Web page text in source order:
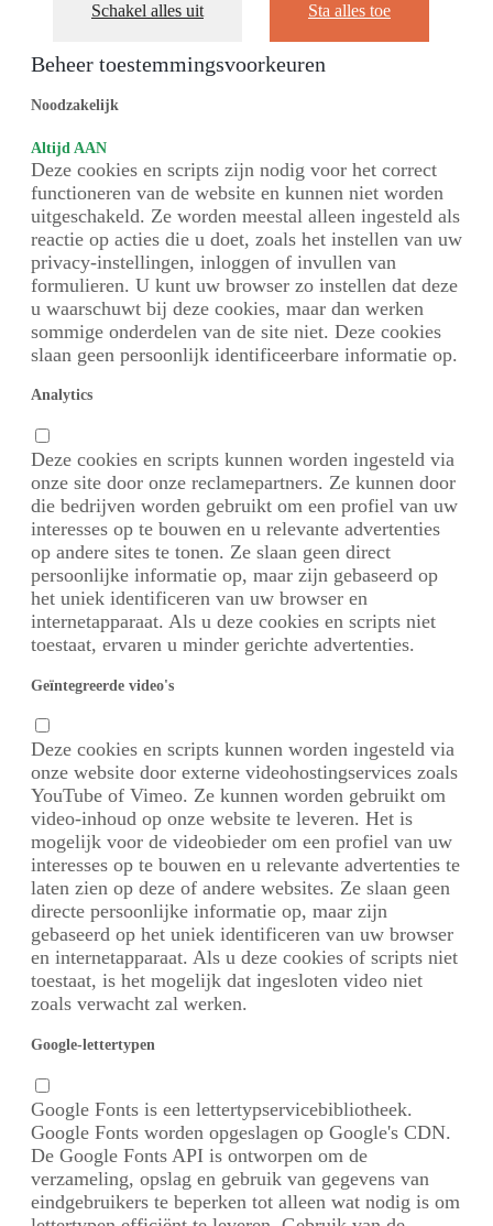
Schakel alles uit Sta alles toe
Beheer toestemmingsvoorkeuren
Noodzakelijk
Altijd AAN
Deze cookies en scripts zijn nodig voor het correct
functioneren van de website en kunnen niet worden
uitgeschakeld. Ze worden meestal alleen ingesteld als
reactie op acties die u doet, zoals het instellen van uw
privacy-instellingen, inloggen of invullen van
formulieren. U kunt uw browser zo instellen dat deze
u waarschuwt bij deze cookies, maar dan werken
sommige onderdelen van de site niet. Deze cookies
slaan geen persoonlijk identificeerbare informatie op.
Analytics
Deze cookies en scripts kunnen worden ingesteld via
onze site door onze reclamepartners. Ze kunnen door
die bedrijven worden gebruikt om een profiel van uw
interesses op te bouwen en u relevante advertenties
op andere sites te tonen. Ze slaan geen direct
persoonlijke informatie op, maar zijn gebaseerd op
het uniek identificeren van uw browser en
internetapparaat. Als u deze cookies en scripts niet
toestaat, ervaren u minder gerichte advertenties.
Geïntegreerde video's
Deze cookies en scripts kunnen worden ingesteld via
onze website door externe videohostingservices zoals
YouTube of Vimeo. Ze kunnen worden gebruikt om
video-inhoud op onze website te leveren. Het is
mogelijk voor de videobieder om een profiel van uw
interesses op te bouwen en u relevante advertenties te
laten zien op deze of andere websites. Ze slaan geen
directe persoonlijke informatie op, maar zijn
gebaseerd op het uniek identificeren van uw browser
en internetapparaat. Als u deze cookies of scripts niet
toestaat, is het mogelijk dat ingesloten video niet
zoals verwacht zal werken.
Google-lettertypen
Google Fonts is een lettertypservicebibliotheek.
Google Fonts worden opgeslagen op Google's CDN.
De Google Fonts API is ontworpen om de
verzameling, opslag en gebruik van gegevens van
eindgebruikers te beperken tot alleen wat nodig is om